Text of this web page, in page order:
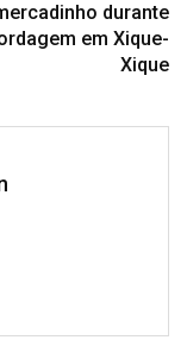
durante
em Xique-
Xique